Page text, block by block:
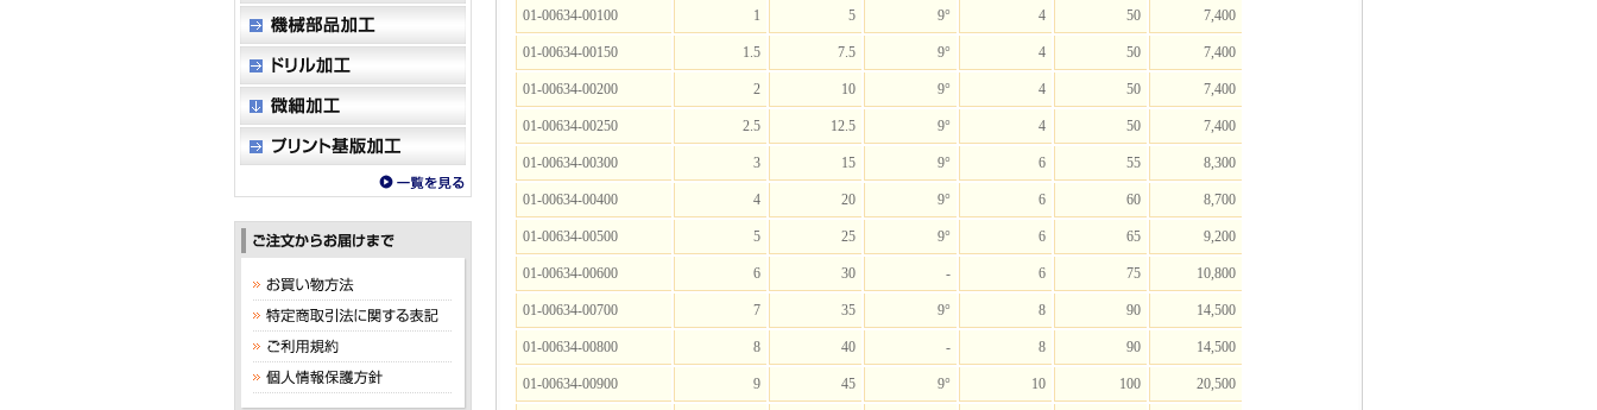
01-00634-00100 1 5 9° 4 50 7,400
01-00634-00150 1.5 7.5 9° 4 50 7,400
01-00634-00200 2 10 9° 4 50 7,400
01-00634-00250 2.5 12.5 9° 4 50 7,400
01-00634-00300 3 15 9° 6 55 8,300
01-00634-00400 4 20 9° 6 60 8,700
01-00634-00500 5 25 9° 6 65 9,200
01-00634-00600 6 30 - 6 75 10,800
01-00634-00700 7 35 9° 8 90 14,500
01-00634-00800 8 40 - 8 90 14,500
01-00634-00900 9 45 9° 10 100 20,500